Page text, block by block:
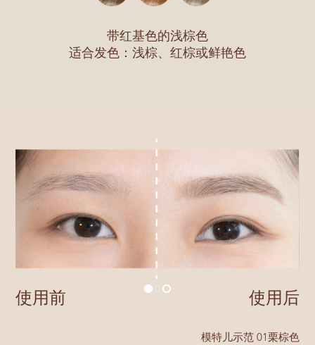
带红基色的浅棕色
适合发色：浅棕、红棕或鲜艳色
使用前 使用后
模特儿示范 01栗棕色